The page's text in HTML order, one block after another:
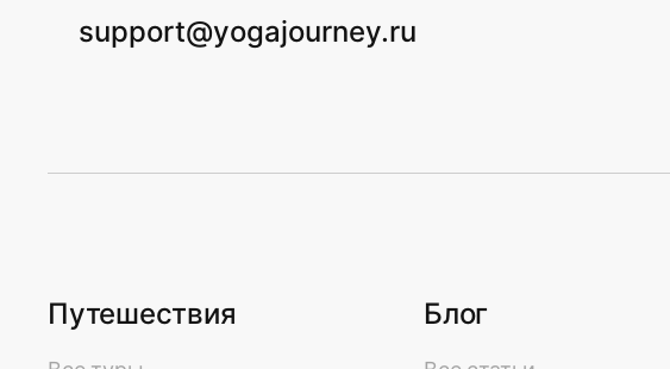
support@yogajourney.ru
Путешествия Блог